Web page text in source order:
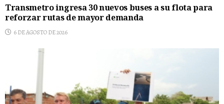
Transmetro ingresa 30 nuevos buses a su flota para
reforzar rutas de mayor demanda
6 DE AGOSTO DE 2026